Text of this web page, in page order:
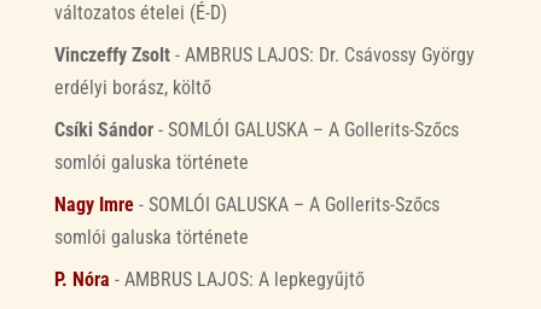
változatos ételei (É-D)
Vinczeffy Zsolt- AMBRUS LAJOS: Dr. Csávossy György
erdélyi borász, költő
Csíki Sándor- SOMLÓI GALUSKA – A Gollerits-Szőcs
somlói galuska története
Nagy Imre- SOMLÓI GALUSKA – A Gollerits-Szőcs
somlói galuska története
P. Nóra - AMBRUS LAJOS: A lepkegyűjtő